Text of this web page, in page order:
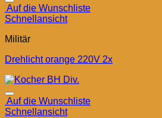
Auf die Wunschliste
Schnellansicht
Militär
Drehlicht orange 220V 2x
Auf die Wunschliste
Schnellansicht